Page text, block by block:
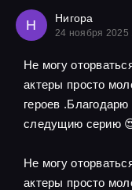
Н Нигора
24 ноября 2025
Не могу
актеры просто
героев
следущию серию
Не могу
актеры просто